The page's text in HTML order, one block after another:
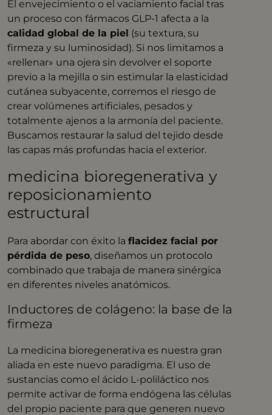
El envejecimiento o el vaciamiento facial tras
un proceso con fármacos GLP-1 afecta a la
calidad global de la piel (su textura, su
firmeza y su luminosidad). Si nos limitamos a
«rellenar» una ojera sin devolver el soporte
previo a la mejilla o sin estimular la elasticidad
cutánea subyacente, corremos el riesgo de
crear volúmenes artificiales, pesados y
totalmente ajenos a la armonía del paciente.
Buscamos restaurar la salud del tejido desde
las capas más profundas hacia el exterior.
medicina bioregenerativa y
reposicionamiento
estructural
Para abordar con éxito laflacidez facial por
pérdida de peso, diseñamos un protocolo
combinado que trabaja de manera sinérgica
en diferentes niveles anatómicos.
Inductores de colágeno: la base de la
firmeza
La medicina bioregenerativa es nuestra gran
aliada en este nuevo paradigma. El uso de
sustancias como el ácido L-poliláctico nos
permite activar de forma endógena las células
del propio paciente para que generen nuevo